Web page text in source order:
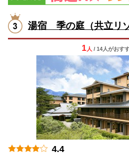
湯宿 季の庭（共立リゾ
1 人 / 14人がおす
4.4